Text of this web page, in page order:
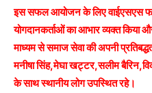
इस सफल आयोजन के लिए वाईएसएस
योगदानकर्ताओं का आभार व्यक्त किया
माध्यम से समाज सेवा की अपनी
मनीषा सिंह,मेघा खट्टर,सलीम
के साथ स्थानीय लोग उपस्थित रहे।